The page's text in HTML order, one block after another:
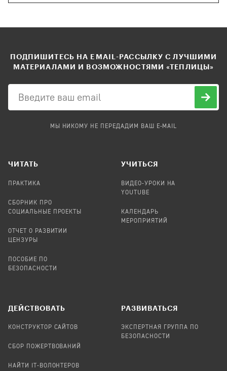
ПОДПИШИТЕСЬ НА EMAIL-РАССЫЛКУ С ЛУЧШИМИ
МАТЕРИАЛАМИ И ВОЗМОЖНОСТЯМИ «ТЕПЛИЦЫ»
МЫ НИКОМУ НЕ ПЕРЕДАДИМ ВАШ E-MAIL
ЧИТАТЬ
ПРАКТИКА
СБОРНИК ПРО
СОЦИАЛЬНЫЕ ПРОЕКТЫ
ОТЧЕТ О РАЗВИТИИ
ЦЕНЗУРЫ
ПОСОБИЕ ПО
БЕЗОПАСНОСТИ
УЧИТЬСЯ
ВИДЕО-УРОКИ НА
YOUTUBE
КАЛЕНДАРЬ
МЕРОПРИЯТИЙ
ДЕЙСТВОВАТЬ
КОНСТРУКТОР САЙТОВ
СБОР ПОЖЕРТВОВАНИЙ
НАЙТИ IT-ВОЛОНТЕРОВ
РАЗВИВАТЬСЯ
ЭКСПЕРТНАЯ ГРУППА ПО
БЕЗОПАСНОСТИ